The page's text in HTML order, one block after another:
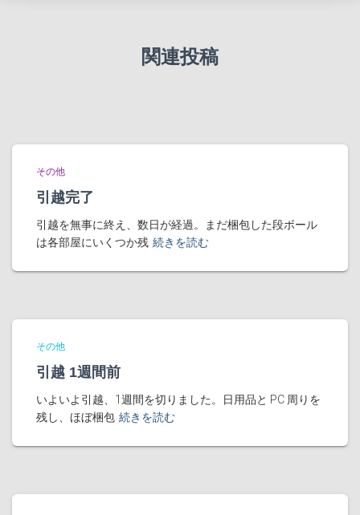
関連投稿
その他
引越完了
引越を無事に終え、数日が経過。まだ梱包した段ボール
は各部屋にいくつか残 続きを読む
その他
引越 1週間前
いよいよ引越、1週間を切りました。日用品と PC 周りを
残し、ほぼ梱包 続きを読む